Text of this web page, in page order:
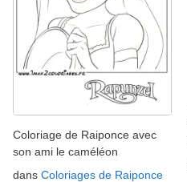
Coloriage de Raiponce avec
son ami le caméléon
dans Coloriages de Raiponce